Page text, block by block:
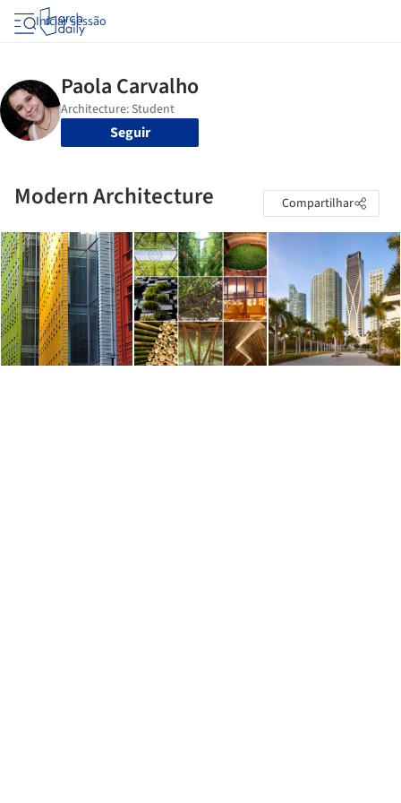
Iniciar sessão
Seguir
Modern Architecture Compartilhar